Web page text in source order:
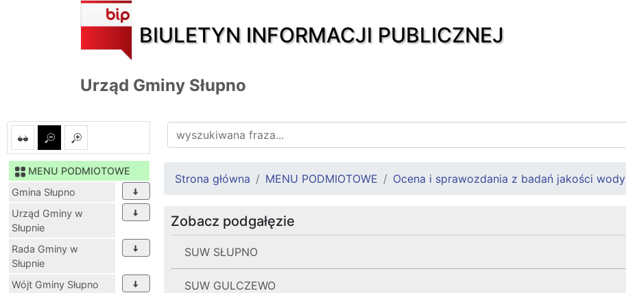
BIULETYN INFORMACJI PUBLICZNEJ
Urząd Gminy Słupno
MENU PODMIOTOWE
Gmina Słupno
Urząd Gminy w
Słupnie
Rada Gminy w
Słupnie
Wójt Gminy Słupno
Strona główna MENU PODMIOTOWE Ocena i sprawozdania z badań jakości wody
Zobacz podgałęzie
SUW SŁUPNO
SUW GULCZEWO